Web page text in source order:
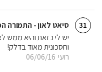
31 סיאט לאון - התמורה
רועי 06/06/16
יש לי כזאת והיא ממש
וחסכונית מאוד בדלק!